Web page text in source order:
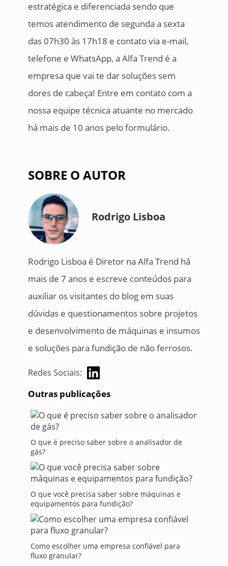
estratégica e diferenciada sendo que
temos atendimento de segunda a sexta
das 07h30 às 17h18 e contato via e-mail,
telefone e WhatsApp, a Alfa Trend é a
empresa que vai te dar soluções sem
dores de cabeça! Entre em contato com a
nossa equipe técnica atuante no mercado
há mais de 10 anos pelo formulário.
SOBRE O AUTOR
Rodrigo Lisboa
Rodrigo Lisboa é Diretor na Alfa Trend há
mais de 7 anos e escreve conteúdos para
auxiliar os visitantes do blog em suas
dúvidas e questionamentos sobre projetos
e desenvolvimento de máquinas e insumos
e soluções para fundição de não ferrosos.
Redes Sociais:
Outras publicações
O que é preciso saber sobre o analisador de
gás?
O que você precisa saber sobre máquinas e
equipamentos para fundição?
Como escolher uma empresa confiável para
fluxo granular?